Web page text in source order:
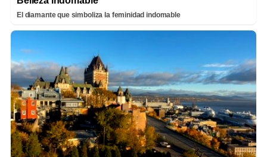
El diamante que simboliza la feminidad indomable